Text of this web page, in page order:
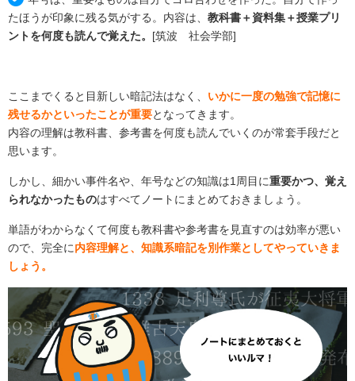
たほうが印象に残る気がする。内容は、 教科書＋資料集＋授業プリ
ントを何度も読んで覚えた。 [筑波 社会学部]
ここまでくると目新しい暗記法はなく、 いかに一度の勉強で記憶に
残せるかといったことが重要となってきます。
内容の理解は教科書、参考書を何度も読んでいくのが常套手段だと
思います。
しかし、細かい事件名や、年号などの知識は1周目に重要かつ、覚え
られなかったものはすべてノートにまとめておきましょう。
単語がわからなくて何度も教科書や参考書を見直すのは効率が悪い
ので、完全に内容理解と、知識系暗記を別作業としてやっていきま
しょう。